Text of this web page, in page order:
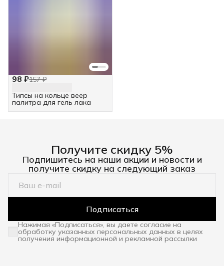
98 ₽157 ₽
Типсы на кольце веер
палитра для гель лака
Получите скидку 5%
Подпишитесь на наши акции и новости и
получите скидку на следующий заказ
Подписаться
Нажимая «Подписаться», вы даете согласие на
обработку указанных персональных данных в целях
получения информационной и рекламной рассылки